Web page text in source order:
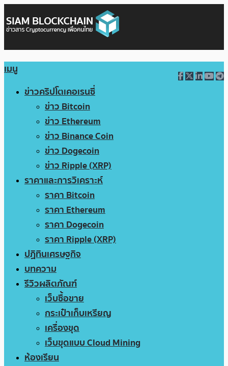
เมนู
ข่าวคริปโตเคอเรนซี่
ข่าว Bitcoin
ข่าว Ethereum
ข่าว Binance Coin
ข่าว Dogecoin
ข่าว Ripple (XRP)
ราคาและการวิเคราะห์
ราคา Bitcoin
ราคา Ethereum
ราคา Dogecoin
ราคา Ripple (XRP)
ปฏิทินเศรษฐกิจ
บทความ
รีวิวผลิตภัณฑ์
เว็บซื้อขาย
กระเป๋าเก็บเหรียญ
เครื่องขุด
เว็บขุดแบบ Cloud Mining
ห้องเรียน